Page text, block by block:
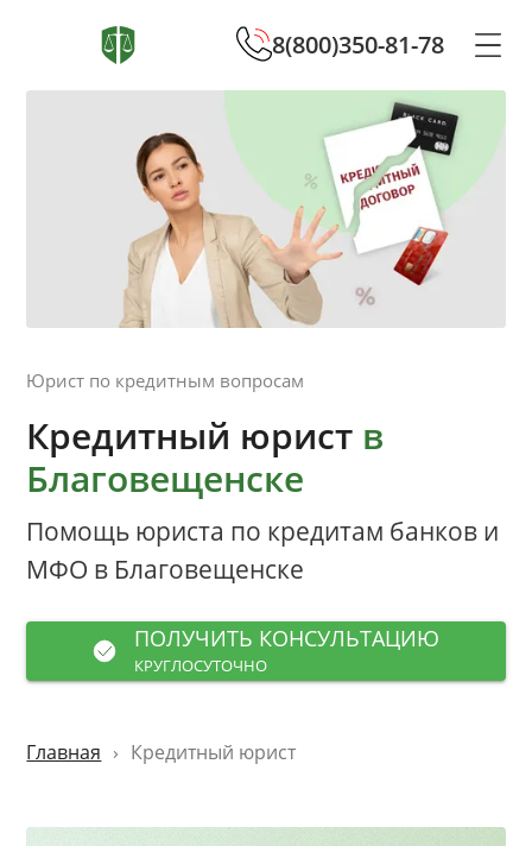
8(800)350-81-78
Юрист по кредитным вопросам
Кредитный юрист в
Благовещенске
Помощь юриста по кредитам банков и
МФО в Благовещенске
ПОЛУЧИТЬ КОНСУЛЬТАЦИЮ
КРУГЛОСУТОЧНО
Главная Кредитный юрист